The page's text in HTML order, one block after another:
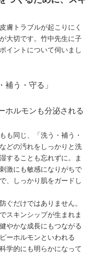
膚トラブルが起こりにく
大切です。竹中先生に子
イントについて伺いまし
補う・守る」
ホルモンも分泌される
も同じ、「洗う・補う・
どの汚れをしっかりと洗
することも忘れずに。ま
激にも敏感になりがちで
、しっかり肌をガードし
ぐだけではありません。
スキンシップが生まれま
やかな成長にもつながる
ーホルモンといわれる
学的にも明らかになって